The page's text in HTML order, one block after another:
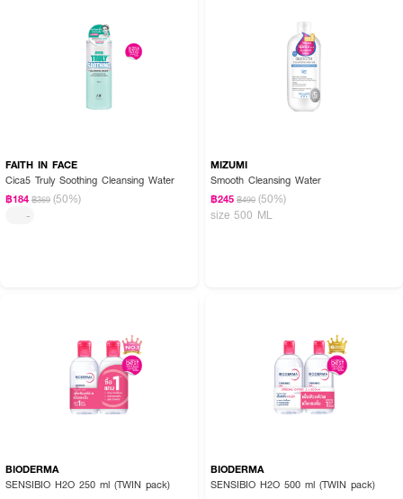
FAITH IN FACE
Cica5 Truly Soothing Cleansing Water
฿184 ฿369 (50%)
-
MIZUMI
Smooth Cleansing Water
฿245 ฿490 (50%)
size 500 ML
BIODERMA
SENSIBIO H2O 250 ml (TWIN pack)
BIODERMA
SENSIBIO H2O 500 ml (TWIN pack)